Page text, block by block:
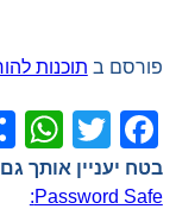
פורסם ב תוכנות
ניווט
Password Safe: